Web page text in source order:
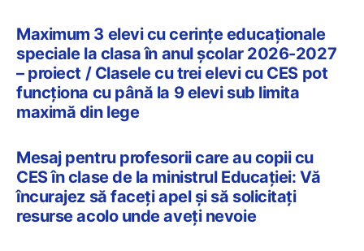
Maximum 3 elevi cu cerințe educaționale
speciale la clasa în anul școlar 2026-2027
– proiect / Clasele cu trei elevi cu CES pot
funcționa cu până la 9 elevi sub limita
maximă din lege
Mesaj pentru profesorii care au copii cu
CES în clase de la ministrul Educației: Vă
încurajez să faceți apel și să solicitați
resurse acolo unde aveți nevoie